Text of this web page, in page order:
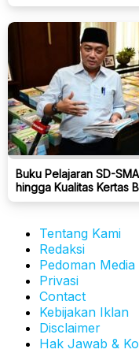
Buku Pelajaran SD-
hingga Kualitas Kertas
Tentang Kami
Redaksi
Pedoman
Privasi
Contact
Kebijakan Iklan
Disclaimer
Hak Jawab &